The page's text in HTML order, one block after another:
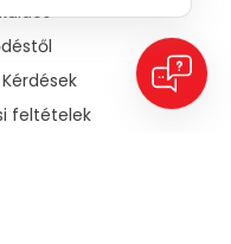
feltételek